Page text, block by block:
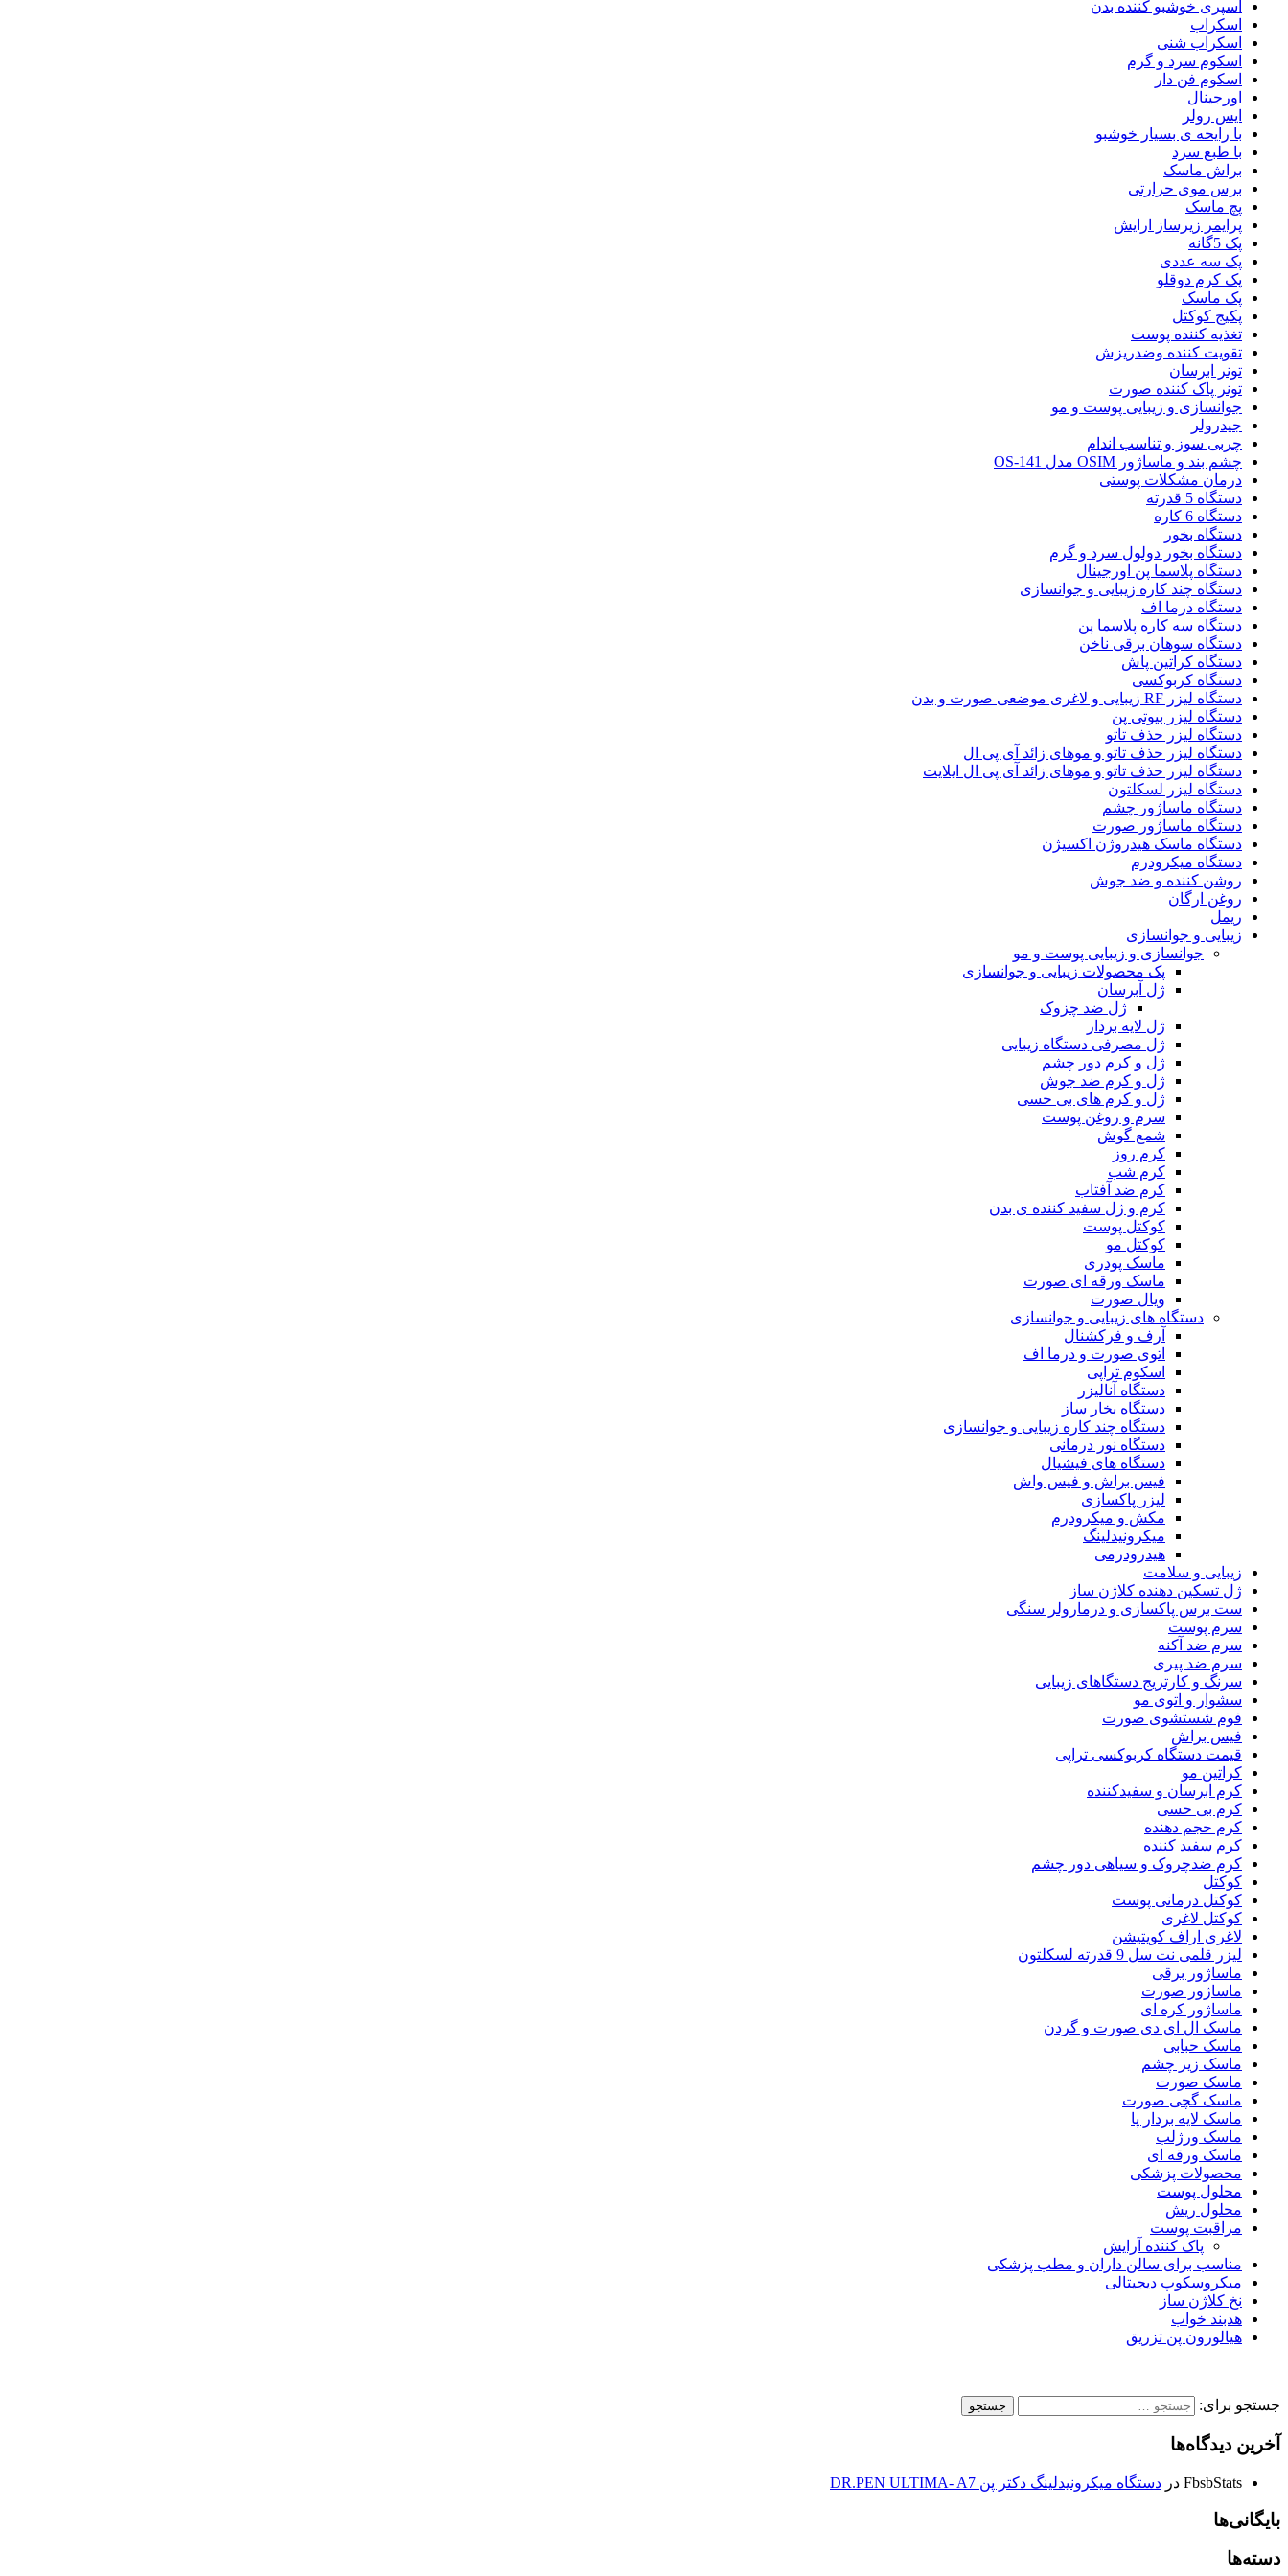
اسپری خوشبو کننده بدن
اسکراب
اسکراب شنی
اسکوم سرد و گرم
اسکوم فن دار
اورجینال
ایس رولر
با رایحه ی بسیار خوشبو
با طبع سرد
براش ماسک
برس موی حرارتی
پچ ماسک
پرایمر زیرساز ارایش
پک 5گانه
پک سه عددی
پک کرم دوقلو
پک ماسک
پکیج کوکتل
تغذیه کننده پوست
تقویت کننده وضدریزش
تونر ابرسان
تونر پاک کننده صورت
جوانسازی و زیبایی پوست و مو
جیدرولر
چربی سوز و تناسب اندام
چشم بند و ماساژور OSIM مدل OS-141
درمان مشکلات پوستی
دستگاه 5 قدرته
دستگاه 6 کاره
دستگاه بخور
دستگاه بخور دولول سرد و گرم
دستگاه پلاسما پن اورجینال
دستگاه چند کاره زیبایی و جوانسازی
دستگاه درما اف
دستگاه سه کاره پلاسما پن
دستگاه سوهان برقی ناخن
دستگاه کراتین پاش
دستگاه کربوکسی
دستگاه لیزر RF زیبایی و لاغری موضعی صورت و بدن
دستگاه لیزر بیوتی پن
دستگاه لیزر حذف تاتو
دستگاه لیزر حذف تاتو و موهای زائد آی پی ال
دستگاه لیزر حذف تاتو و موهای زائد آی پی ال ایلایت
دستگاه لیزر لسکلتون
دستگاه ماساژور چشم
دستگاه ماساژور صورت
دستگاه ماسک هیدروژن اکسیژن
دستگاه میکرودرم
روشن کننده و ضد جوش
روغن ارگان
ریمل
زیبایی و جوانسازی
جوانسازی و زیبایی پوست و مو
پک محصولات زیبایی و جوانسازی
ژل آبرسان
ژل ضد چزوک
ژل لایه بردار
ژل مصرفی دستگاه زیبایی
ژل و کرم دور چشم
ژل و کرم ضد جوش
ژل و کرم های بی حسی
سرم و روغن پوست
شمع گوش
کرم روز
کرم شب
کرم ضد آفتاب
کرم و ژل سفید کننده ی بدن
کوکتل پوست
کوکتل مو
ماسک پودری
ماسک ورقه ای صورت
ویال صورت
دستگاه های زیبایی و جوانسازی
آرف و فرکشنال
اتوی صورت و درما اف
اسکوم تراپی
دستگاه آنالیزر
دستگاه بخار ساز
دستگاه چند کاره زیبایی و جوانسازی
دستگاه نور درمانی
دستگاه های فیشیال
فیس براش و فیس واش
لیزر پاکسازی
مکش و میکرودرم
میکرونیدلینگ
هیدرودرمی
زیبایی و سلامت
ژل تسکین دهنده کلاژن ساز
ست برس پاکسازی و درمارولر سنگی
سرم پوست
سرم ضد آکنه
سرم ضد پیری
سرنگ و کارتریج دستگاهای زیبایی
سشوار و اتوی مو
فوم شستشوی صورت
فیس براش
قیمت دستگاه کربوکسی تراپی
کراتین مو
کرم ابرسان و سفیدکننده
کرم بی حسی
کرم حجم دهنده
کرم سفید کننده
کرم ضدچروک و سیاهی دور چشم
کوکتل
کوکتل درمانی پوست
کوکتل لاغری
لاغری اراف کویتیشن
لیزر قلمی نت سل 9 قدرته لسکلتون
ماساژور برقی
ماساژور صورت
ماساژور کره ای
ماسک ال ای دی صورت و گردن
ماسک حبابی
ماسک زیر چشم
ماسک صورت
ماسک گچی صورت
ماسک لایه بردار پا
ماسک ورژلب
ماسک ورقه ای
محصولات پزشکی
محلول پوست
محلول ریش
مراقبت پوست
پاک کننده آرایش
مناسب برای سالن داران و مطب پزشکی
میکروسکوپ دیجیتالی
نخ کلاژن ساز
هدبند خواب
هیالورون پن تزریق
جستجو برای:
آخرین دیدگاه‌ها
FbsbStats در دستگاه میکرونیدلینگ دکتر پن DR.PEN ULTIMA- A7
بایگانی‌ها
دسته‌ها